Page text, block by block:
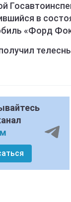
в
«Форд